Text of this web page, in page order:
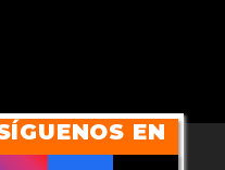
POR
EN